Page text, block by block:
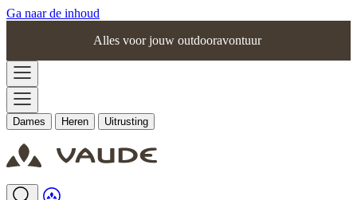
Ga naar de inhoud
Alles voor jouw outdooravontuur
Dames Heren Uitrusting